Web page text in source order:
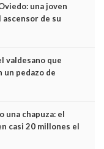
una joven
de su
valdesano que
un pedazo de
una chapuza: el
casi 20 millones el